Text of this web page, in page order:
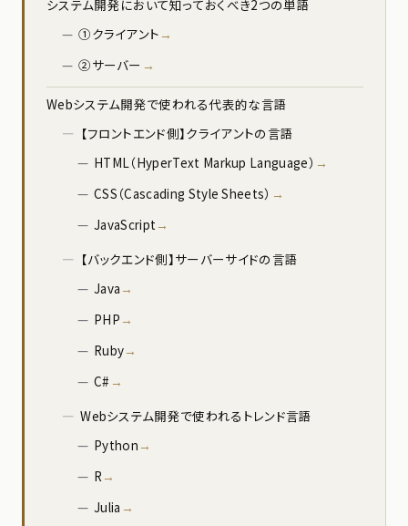
システム開発において知っておくべき2つの単語
①クライアント
②サーバー
Webシステム開発で使われる代表的な言語
【フロントエンド側】クライアントの言語
HTML（HyperText Markup Language）
CSS（Cascading Style Sheets）
JavaScript
【バックエンド側】サーバーサイドの言語
Java
PHP
Ruby
C#
Webシステム開発で使われるトレンド言語
Python
R
Julia